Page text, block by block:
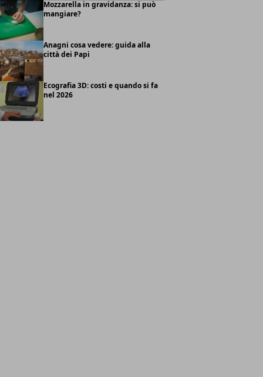
Mozzarella in gravidanza: si può
mangiare?
Anagni cosa vedere: guida alla
città dei Papi
Ecografia 3D: costi e quando si fa
nel 2026